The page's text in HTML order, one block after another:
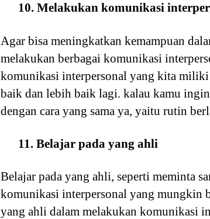
10. Melakukan komunikasi
Agar bisa meningkatkan kemampuan
melakukan berbagai komunikasi
komunikasi interpersonal yang kita miliki
baik dan lebih baik lagi. kalau kamu
dengan cara yang sama ya, yaitu rutin
11. Belajar pada yang ahli
Belajar pada yang ahli, seperti meminta
komunikasi interpersonal yang mungkin
yang ahli dalam melakukan komunikasi